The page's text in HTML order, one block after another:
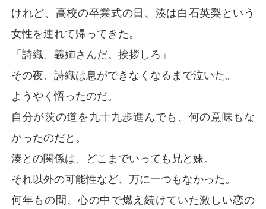
けれど、高校の卒業式の日、湊は白石英梨という
女性を連れて帰ってきた。
「詩織、義姉さんだ。挨拶しろ」
その夜、詩織は息ができなくなるまで泣いた。
ようやく悟ったのだ。
自分が茨の道を九十九歩進んでも、何の意味もな
かったのだと。
湊との関係は、どこまでいっても兄と妹。
それ以外の可能性など、万に一つもなかった。
何年もの間、心の中で燃え続けていた激しい恋の